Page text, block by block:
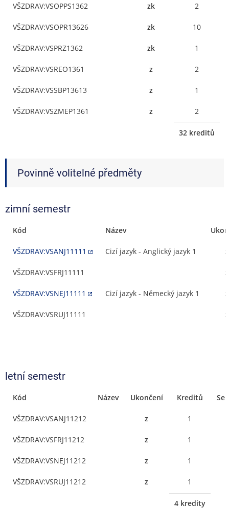
VŠZDRAV:VSOPPS1362 zk 2
VŠZDRAV:VSOPR13626 zk 10
VŠZDRAV:VSPRZ1362 zk 1
VŠZDRAV:VSREO1361 z 2
VŠZDRAV:VSSBP13613 z 1
VŠZDRAV:VSZMEP1361 z 2
32 kreditů
Povinně volitelné předměty
zimní semestr
Kód Název
VŠZDRAV:VSANJ11111 Cizí jazyk - Anglický jazyk 1 z
VŠZDRAV:VSFRJ11111 z
VŠZDRAV:VSNEJ11111 Cizí jazyk - Německý jazyk 1 z
VŠZDRAV:VSRUJ11111 z
letní semestr
Kód Název Ukončení Kreditů
VŠZDRAV:VSANJ11212 z 1
VŠZDRAV:VSFRJ11212 z 1
VŠZDRAV:VSNEJ11212 z 1
VŠZDRAV:VSRUJ11212 z 1
4 kredity